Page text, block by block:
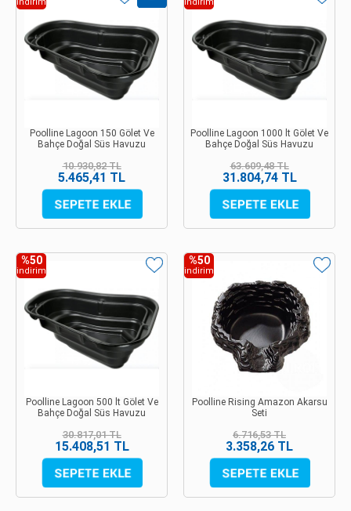
Poolline Lagoon 150 Gölet Ve
Bahçe Doğal Süs Havuzu
10.930,82 TL
5.465,41 TL
Poolline Lagoon 1000 lt Gölet Ve
Bahçe Doğal Süs Havuzu
63.609,48 TL
31.804,74 TL
%50
indirim
Poolline Lagoon 500 lt Gölet Ve
Bahçe Doğal Süs Havuzu
30.817,01 TL
15.408,51 TL
%50
indirim
Poolline Rising Amazon Akarsu
Seti
6.716,53 TL
3.358,26 TL